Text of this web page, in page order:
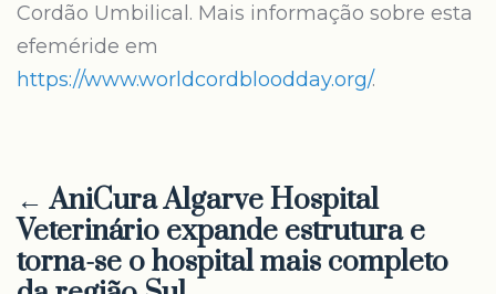
Cordão Umbilical. Mais informação sobre esta
efeméride em
https://www.worldcordbloodday.org/.
← AniCura Algarve Hospital
Veterinário expande estrutura e
torna-se o hospital mais completo